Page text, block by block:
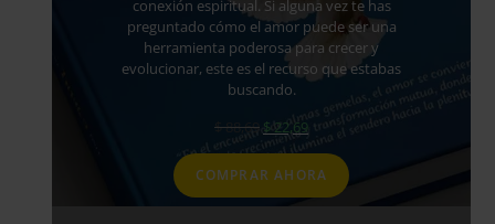
conexión espiritual. Si alguna vez te has
preguntado cómo el amor puede ser una
herramienta poderosa para crecer y
evolucionar, este es el recurso que estabas
buscando.
$88,69 El
precio
era:
$ 88,69.
$ 22,69El
actual
es:
$ 22,69.
COMPRAR AHORA